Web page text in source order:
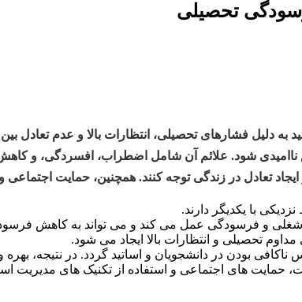
تحصیلی
به دلیل فشارهای تحصیلی، انتظارات بالا و عدم
شود. علائم آن شامل اضطراب، افسردگی، و
تعادل در زندگی توجه کنند. همچنین، حمایت
با یکدیگر دارند.
شغلی و فرسودگی عمل می کند و می تواند به کاهش
تحصیلی و انتظارات بالا ایجاد می شود.
بودن در دانشجویان و اساتید گردد. در نتیجه،
حمایت های اجتماعی و استفاده از تکنیک های